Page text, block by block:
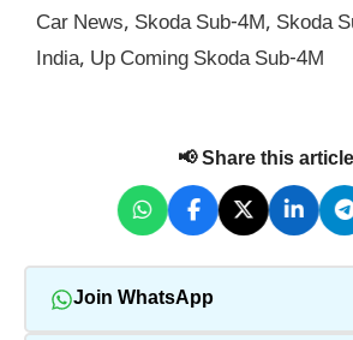
Car News, Skoda Sub-4M, Skoda
India, Up Coming Skoda Sub-4M
📢 Share this
Join WhatsApp